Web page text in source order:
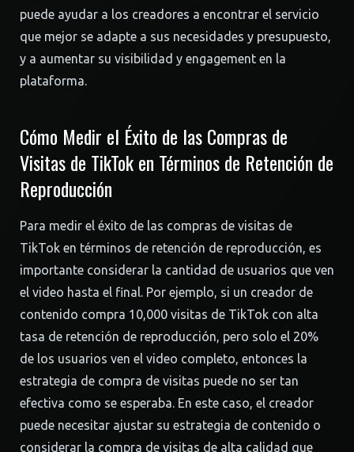
puede ayudar a los creadores a encontrar el servicio
que mejor se adapte a sus necesidades y presupuesto,
y a aumentar su visibilidad y engagement en la
plataforma.
Cómo Medir el Éxito de las Compras de
Visitas de TikTok en Términos de Retención de
Reproducción
Para medir el éxito de las compras de visitas de
TikTok en términos de retención de reproducción, es
importante considerar la cantidad de usuarios que ven
el video hasta el final. Por ejemplo, si un creador de
contenido compra 10,000 visitas de TikTok con alta
tasa de retención de reproducción, pero solo el 20%
de los usuarios ven el video completo, entonces la
estrategia de compra de visitas puede no ser tan
efectiva como se esperaba. En este caso, el creador
puede necesitar ajustar su estrategia de contenido o
considerar la compra de visitas de alta calidad que